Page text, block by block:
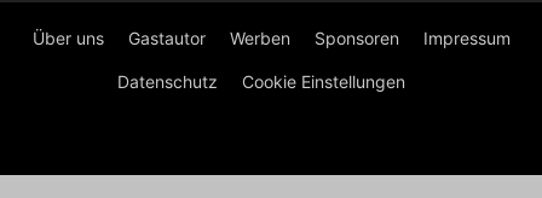
Über uns Gastautor Werben Sponsoren Impressum
Datenschutz Cookie Einstellungen